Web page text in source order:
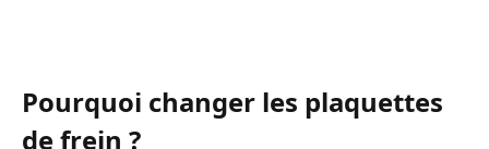
Pourquoi changer les plaquettes
de frein ?